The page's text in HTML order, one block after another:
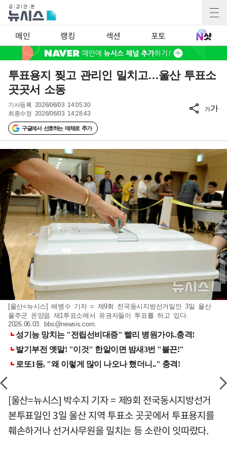
메인 랭킹 섹션 포토
투표용지 찢고 관리인 밀치고…울산 투표소
곳곳서 소동
기사등록 2026/06/03 14:05:30
최종수정 2026/06/03 14:28:43
구글에서 선호하는 매체로 추가
가가
[울산=뉴시스] 배병수 기자 = 제9회 전국동시지방선거일인 3일 울산
울주군 온양읍 제1투표소에서 유권자들이 투표를 하고 있다.
2026.06.03. bbs@newsis.com.
[울산=뉴시스] 박수지 기자 = 제9회 전국동시지방선거
본투표일인 3일 울산 지역 투표소 곳곳에서 투표용지를
훼손하거나 선거사무원을 밀치는 등 소란이 잇따랐다.